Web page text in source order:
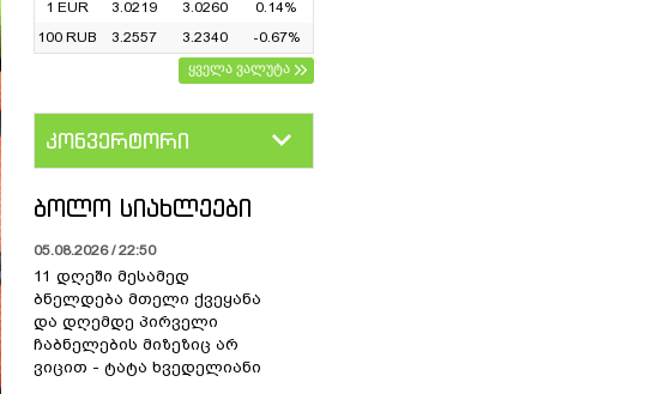
1 EUR
3.0219 3.0260
0.14%
100 RUB
3.2557 3.2340
-0.67%
ყველა ვალუტა
კონვერტორი
ᲑᲝᲚᲝ ᲡᲘᲐᲮᲚᲔᲔᲑᲘ
05.08.2026 / 22:50
11 დღეში მესამედ
ბნელდება მთელი ქვეყანა
და დღემდე პირველი
ჩაბნელების მიზეზიც არ
ვიცით - ტატა ხვედელიანი